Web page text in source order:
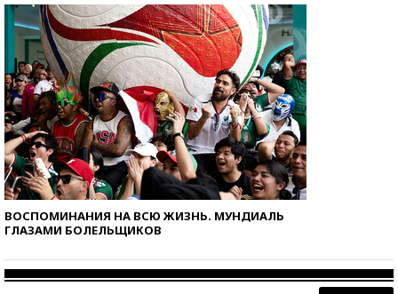
ВОСПОМИНАНИЯ НА ВСЮ ЖИЗНЬ. МУНДИАЛЬ
ГЛАЗАМИ БОЛЕЛЬЩИКОВ